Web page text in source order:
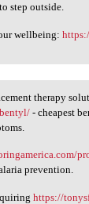
step outside.
wellbeing:
therapy
- cheapest
prevention.
https://